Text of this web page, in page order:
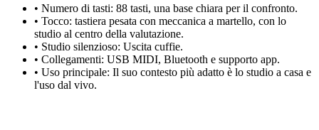
• Numero di tasti: 88 tasti, una base chiara per il confronto.
• Tocco: tastiera pesata con meccanica a martello, con lo
studio al centro della valutazione.
• Studio silenzioso: Uscita cuffie.
• Collegamenti: USB MIDI, Bluetooth e supporto app.
• Uso principale: Il suo contesto più adatto è lo studio a casa e
l'uso dal vivo.